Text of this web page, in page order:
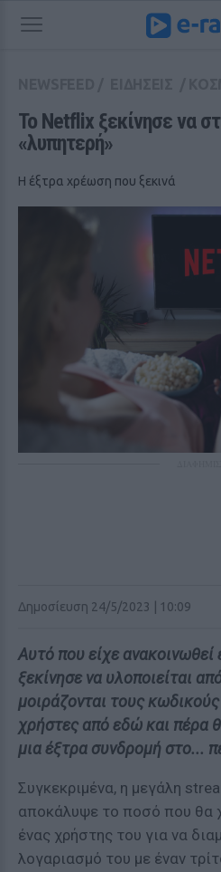
Το Netflix ξεκίνησε να
«λυπητερή»
Η έξτρα χρέωση που ξεκινά
Δημοσίευση 24/5/2023 | 10:09
Αυτό που είχε
ξεκίνησε να υλοποιείται
μοιράζονται τους
χρήστες από εδώ και πέρα
μια έξτρα συνδρομή στο...
Συγκεκριμένα, η μεγάλη
αποκάλυψε το ποσό που θα
ένας χρήστης του για να
λογαριασμό του με έναν